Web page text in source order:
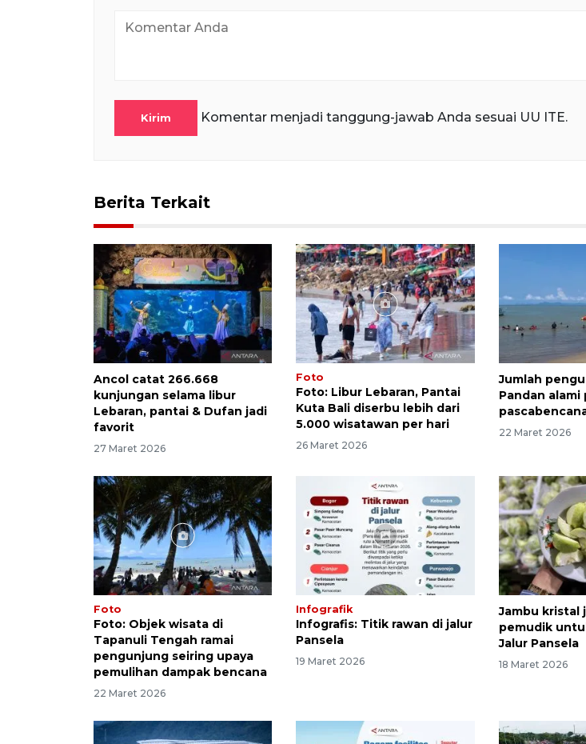
Kirim Komentar menjadi tanggung-jawab Anda sesuai UU ITE.
Berita Terkait
Ancol catat 266.668
kunjungan selama libur
Lebaran, pantai & Dufan jadi
favorit
27 Maret 2026
Foto
Foto: Libur Lebaran, Pantai
Kuta Bali diserbu lebih dari
5.000 wisatawan per hari
26 Maret 2026
Jumlah
Pandan
22 Maret 2026
Foto
Foto: Objek wisata di
Tapanuli Tengah ramai
pengunjung seiring upaya
pemulihan dampak bencana
22 Maret 2026
Infografik
Infografis: Titik rawan di jalur
Pansela
19 Maret 2026
Jambu kristal
pemudik
Jalur Pansela
18 Maret 2026